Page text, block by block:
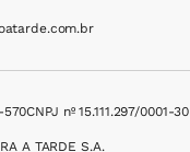
570CNPJ nº 15.111.297/0001-30
A TARDE S.A.